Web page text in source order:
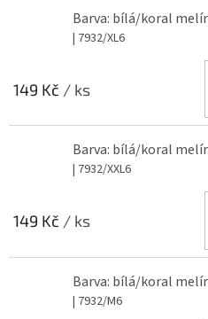
Barva: bílá/koral
| 7932/XL6
149 Kč / ks
Barva: bílá/koral
| 7932/XXL6
149 Kč / ks
Barva: bílá/koral
| 7932/M6